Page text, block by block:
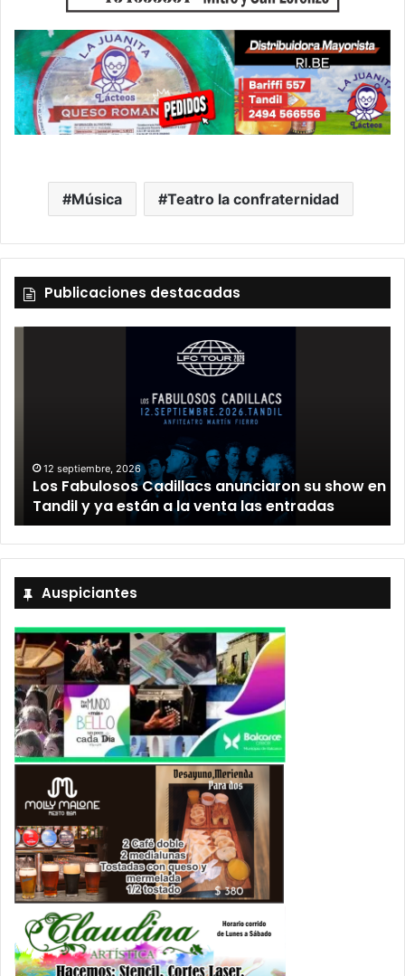
Música Teatro la confraternidad
Publicaciones destacadas
12 septiembre, 2026
Los Fabulosos Cadillacs anunciaron su show en
Tandil y ya están a la venta las entradas
Auspiciantes